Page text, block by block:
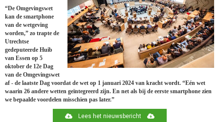
“De Omgevingswet
kan de smartphone
van de wetgeving
worden,” zo trapte de
Utrechtse
gedeputeerde Huib
van Essen op 5
oktober de 12e Dag
van de Omgevingswet
af - de laatste Dag voordat de wet op 1 januari 2024 van kracht wordt. “Eén wet
waarin 26 andere wetten geïntegreerd zijn. En net als bij de eerste smartphone zien
we bepaalde voordelen misschien pas later.”
Lees het nieuwsbericht